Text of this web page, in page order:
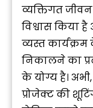
व्यक्तिगत
विश्वास किया
व्यस्त
निकालने का
के योग्य है।
प्रोजेक्ट की